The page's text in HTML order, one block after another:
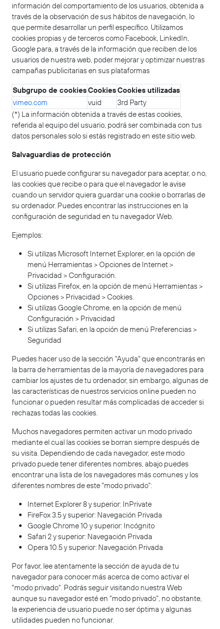
información del comportamiento de los usuarios, obtenida a
través de la observación de sus hábitos de navegación, lo
que permite desarrollar un perfil específico. Utilizamos
cookies propias y de terceros como Facebook, LinkedIn,
Google para, a través de la información que reciben de los
usuarios de nuestra web, poder mejorar y optimizar nuestras
campañas publicitarias en sus plataformas
Subgrupo de cookiesCookiesCookies utilizadas
vimeo.com
vuid
3rd Party
(*) La información obtenida a través de estas cookies,
referida al equipo del usuario, podrá ser combinada con tus
datos personales solo si estás registrado en este sitio web.
Salvaguardias de protección
El usuario puede configurar su navegador para aceptar, o no,
las cookies que recibe o para que el navegador le avise
cuando un servidor quiera guardar una cookie o borrarlas de
su ordenador. Puedes encontrar las instrucciones en la
configuración de seguridad en tu navegador Web.
Ejemplos:
Si utilizas Microsoft Internet Explorer, en la opción de
menú Herramientas > Opciones de Internet >
Privacidad > Configuración.
Si utilizas Firefox, en la opción de menú Herramientas >
Opciones > Privacidad > Cookies.
Si utilizas Google Chrome, en la opción de menú
Configuración > Privacidad
Si utilizas Safari, en la opción de menú Preferencias >
Seguridad
Puedes hacer uso de la sección "Ayuda" que encontrarás en
la barra de herramientas de la mayoría de navegadores para
cambiar los ajustes de tu ordenador, sin embargo, algunas de
las características de nuestros servicios online pueden no
funcionar o pueden resultar más complicadas de acceder si
rechazas todas las cookies.
Muchos navegadores permiten activar un modo privado
mediante el cual las cookies se borran siempre después de
su visita. Dependiendo de cada navegador, este modo
privado puede tener diferentes nombres, abajo puedes
encontrar una lista de los navegadores más comunes y los
diferentes nombres de este "modo privado":
Internet Explorer 8 y superior: InPrivate
FireFox 3.5 y superior: Navegación Privada
Google Chrome 10 y superior: Incógnito
Safari 2 y superior: Navegación Privada
Opera 10.5 y superior: Navegación Privada
Por favor, lee atentamente la sección de ayuda de tu
navegador para conocer más acerca de como activar el
"modo privado". Podrás seguir visitando nuestra Web
aunque su navegador esté en "modo privado", no obstante,
la experiencia de usuario puede no ser óptima y algunas
utilidades pueden no funcionar.